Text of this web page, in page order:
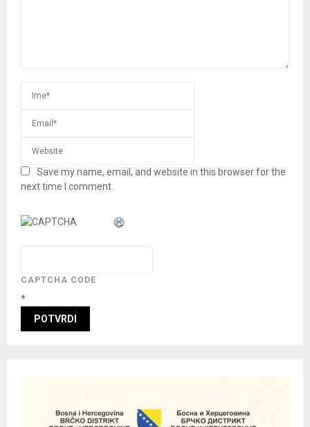
Save my name, email, and website in this browser for the
next time I comment.
CAPTCHA CODE
*